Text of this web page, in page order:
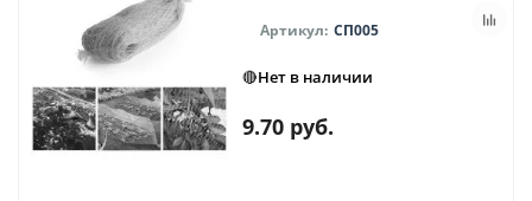
СП005
🔴Нет в наличии
9.70 руб.